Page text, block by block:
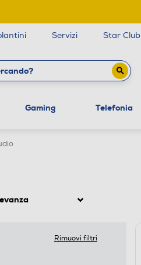
Servizi Star Club
Gaming Telefonia
Rimuovi filtri